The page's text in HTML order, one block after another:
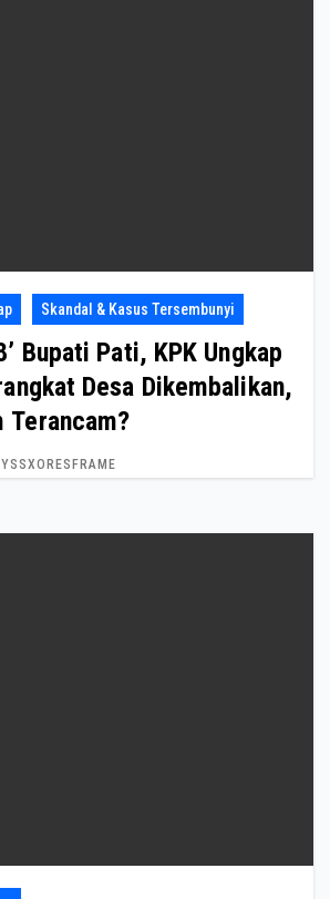
Skandal & Kasus Tersembunyi
Bupati Pati, KPK Ungkap
Desa Dikembalikan,
Terancam?